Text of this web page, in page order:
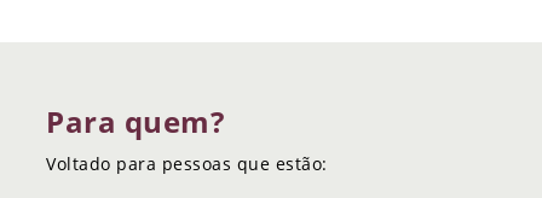
Para quem?
Voltado para pessoas que estão: